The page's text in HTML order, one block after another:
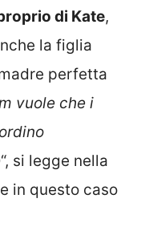
di Kate,
la figlia
perfetta
vuole che i
“, si legge nella
in questo caso